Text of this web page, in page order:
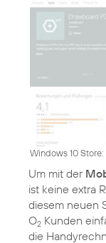
Windows 10
Um mit der
ist keine extra
diesem neuen
O2 Kunden
die